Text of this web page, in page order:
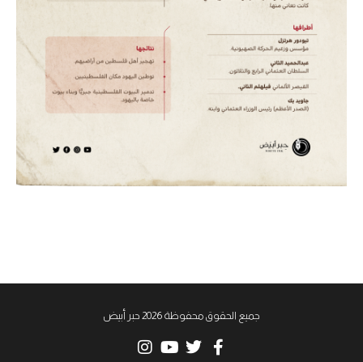
جميع الحقوق محفوظة 2026 حبر أبيض